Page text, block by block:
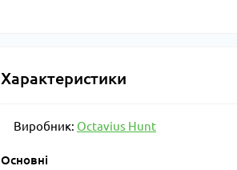
Характеристики
Виробник: Octavius Hunt
Основні